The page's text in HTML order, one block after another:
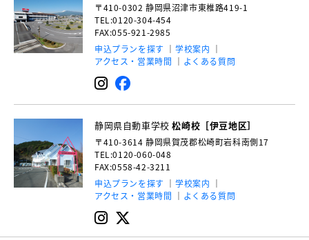
〒410-0302 静岡県沼津市東椎路419-1
TEL:0120-304-454
FAX:055-921-2985
申込プランを探す
学校案内
アクセス・営業時間
よくある質問
静岡県自動車学校松崎校［伊豆地区］
〒410-3614 静岡県賀茂郡松崎町岩科南側17
TEL:0120-060-048
FAX:0558-42-3211
申込プランを探す
学校案内
アクセス・営業時間
よくある質問